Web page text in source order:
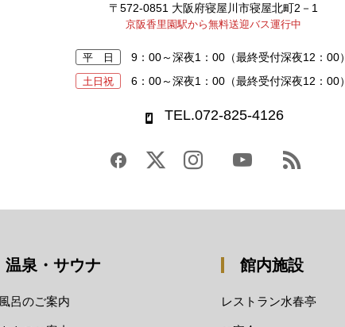
〒572-0851 大阪府寝屋川市寝屋北町2－1
京阪香里園駅から無料送迎バス運行中
平 日 9：00～深夜1：00（最終受付深夜12：00）
土日祝 6：00～深夜1：00（最終受付深夜12：00）
TEL.072-825-4126
温泉・サウナ
呂のご案内
館内施設
レストラン水春亭